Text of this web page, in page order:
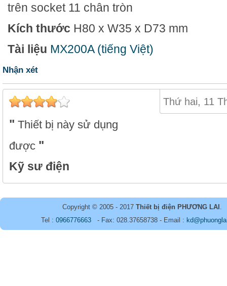
trên socket 11 chân tròn
Kích thước H80 x W35 x D73 mm
Tài liệu MX200A (tiếng Việt)
Nhận xét
Thứ hai, 11
Thiết bị này sử dụng
được
Kỹ sư điện
Copyright © 2005 - 2017 Thiết bị điện PHƯƠNG LAI
Tel : 0966776663 - Fax: 028.37658738 - Email :